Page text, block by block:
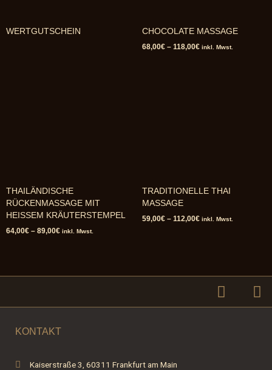
WERTGUTSCHEIN CHOCOLATE MASSAGE
68,00€ – 118,00€ inkl. Mwst.
THAILÄNDISCHE
RÜCKENMASSAGE MIT
HEISSEM KRÄUTERSTEMPEL
64,00€ – 89,00€ inkl. Mwst.
TRADITIONELLE THAI
MASSAGE
59,00€ – 112,00€ inkl. Mwst.
F
a
c
I
n
s
KONTAKT
Kaiserstraße 3, 60311 Frankfurt am Main